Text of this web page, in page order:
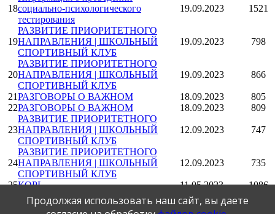
18социально-психологического
тестирования
19.09.2023 1521
19
РАЗВИТИЕ ПРИОРИТЕТНОГО
НАПРАВЛЕНИЯ | ШКОЛЬНЫЙ
СПОРТИВНЫЙ КЛУБ
19.09.2023 798
20
РАЗВИТИЕ ПРИОРИТЕТНОГО
НАПРАВЛЕНИЯ | ШКОЛЬНЫЙ
СПОРТИВНЫЙ КЛУБ
19.09.2023 866
21РАЗГОВОРЫ О ВАЖНОМ 18.09.2023
805
22РАЗГОВОРЫ О ВАЖНОМ 18.09.2023 809
23
РАЗВИТИЕ ПРИОРИТЕТНОГО
НАПРАВЛЕНИЯ | ШКОЛЬНЫЙ
СПОРТИВНЫЙ КЛУБ
12.09.2023 747
24
РАЗВИТИЕ ПРИОРИТЕТНОГО
НАПРАВЛЕНИЯ | ШКОЛЬНЫЙ
СПОРТИВНЫЙ КЛУБ
12.09.2023 735
25КОРЬ 11.05.2023 1086
ПерваяПредыдущая12345 Следующая Последняя
Продолжая использовать наш сайт, вы даете